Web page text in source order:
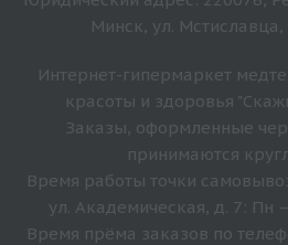
Минск, ул.
Интернет-гипермаркет
красоты и здоровья
Заказы, оформленные
принимаются
Время работы точки
ул. Академическая, д. 7: Пн
Время прёма заказов по